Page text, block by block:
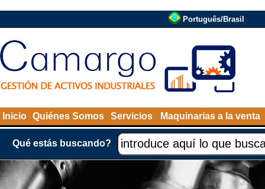
Português/Brasil
Inicio Quiénes Somos Servicios Maquinarias a la venta
Qué estás buscando?